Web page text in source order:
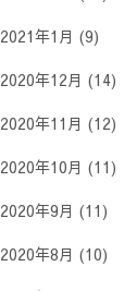
2021年1月 (9)
2020年12月 (14)
2020年11月 (12)
2020年10月 (11)
2020年9月 (11)
2020年8月 (10)